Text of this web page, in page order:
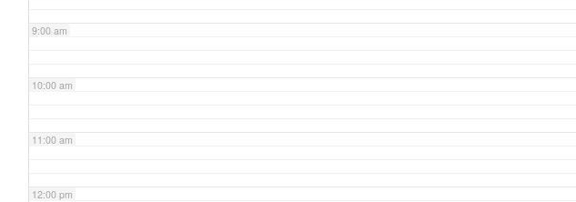
9:00 am
10:00 am
11:00 am
12:00 pm